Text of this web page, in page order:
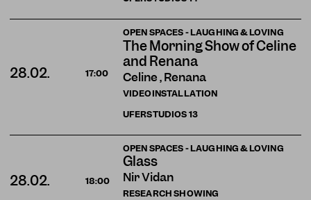
OPEN SPACES - LAUGHING & LOVING
The Morning Show of Celine
and Renana
Celine , Renana
VIDEOINSTALLATION
28.02. 17:00
UFERSTUDIOS13
OPEN SPACES - LAUGHING & LOVING
Glass
Nir Vidan
RESEARCH SHOWING
28.02. 18:00